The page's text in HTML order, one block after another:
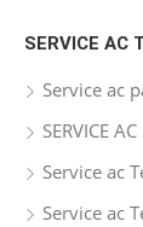
SERVICE AC
Service ac
SERVICE
Service ac
Service ac